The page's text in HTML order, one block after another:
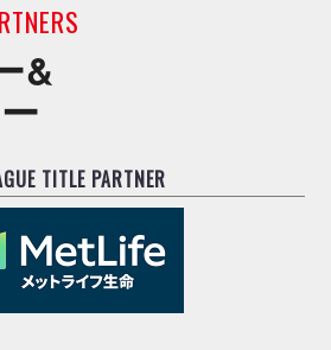
&
TITLE PARTNER